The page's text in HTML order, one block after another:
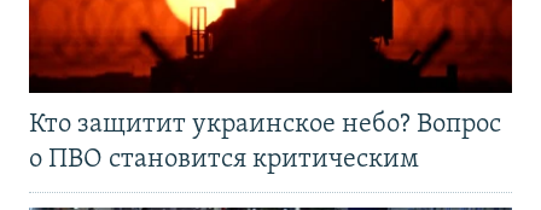
Кто защитит украинское небо? Вопрос
о ПВО становится критическим